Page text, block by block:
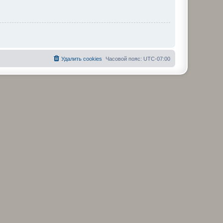
Часовой пояс: UTC-07:00
Удалить cookies